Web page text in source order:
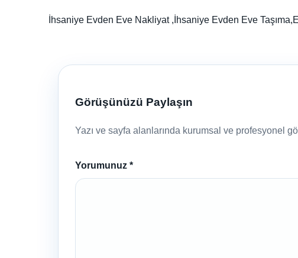
İhsaniye Evden Eve Nakliyat ,İhsaniye Evden Eve
Görüşünüzü Paylaşın
Yazı ve sayfa alanlarında kurumsal ve profesyonel
Yorumunuz *